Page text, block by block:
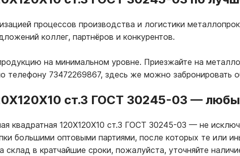
процессов производства и логистики
коллег, партнёров и конкурентов.
на минимальном уровне. Приезжайте на
телефону 73472269867, здесь же можно забронировать
ст.3 ГОСТ 30245-03 —
квадратная 120Х120Х10 ст.3 ГОСТ 30245-03 — не
большими оптовыми партиями, после которых те или
в кратчайшие сроки, пожалуйста, уточняйте